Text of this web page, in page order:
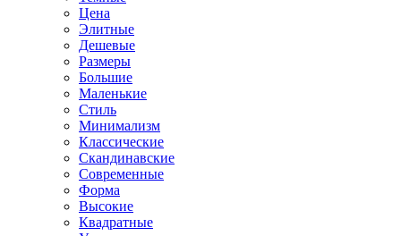
Цена
Элитные
Дешевые
Размеры
Большие
Маленькие
Стиль
Минимализм
Классические
Скандинавские
Современные
Форма
Высокие
Квадратные